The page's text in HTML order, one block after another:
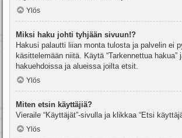
Ylös
Miksi haku johti tyhjään sivuun!?
Hakusi palautti liian monta tulosta ja palvelin ei
käsittelemään niitä. Käytä “Tarkennettua hakua”
hakuehdoissa ja alueissa joilta etsit.
Ylös
Miten etsin käyttäjiä?
Vieraile “Käyttäjät”-sivulla ja klikkaa “Etsi
Ylös